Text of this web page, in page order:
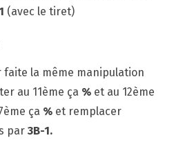
(avec le tiret)
faite la même manipulation
au 11ème ça % et au 12ème
ça % et remplacer
par 3B-1.